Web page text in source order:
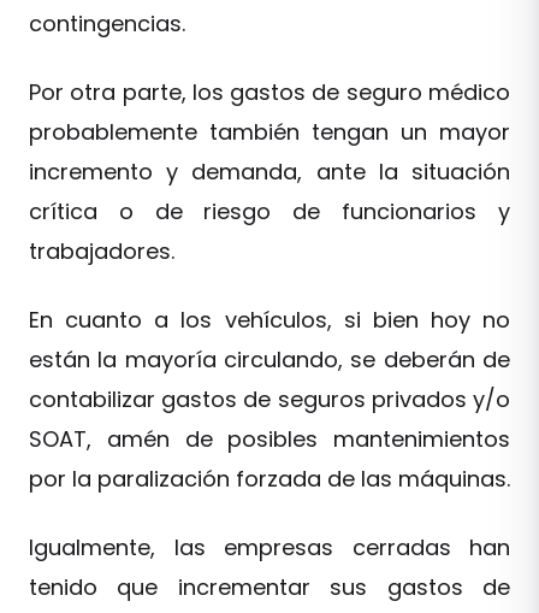
contingencias.
Por otra parte, los gastos de seguro médico
probablemente también tengan un mayor
incremento y demanda, ante la situación
crítica o de riesgo de funcionarios y
trabajadores.
En cuanto a los vehículos, si bien hoy no
están la mayoría circulando, se deberán de
contabilizar gastos de seguros privados y/o
SOAT, amén de posibles mantenimientos
por la paralización forzada de las máquinas.
Igualmente, las empresas cerradas han
tenido que incrementar sus gastos de